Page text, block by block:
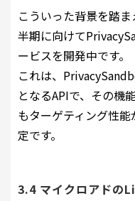
こういった背景を踏
半期に向けて
ービスを開発中です。
これは、
となるAPIで、その機
もターゲティング性
定です。
3.4 マイクロアドの